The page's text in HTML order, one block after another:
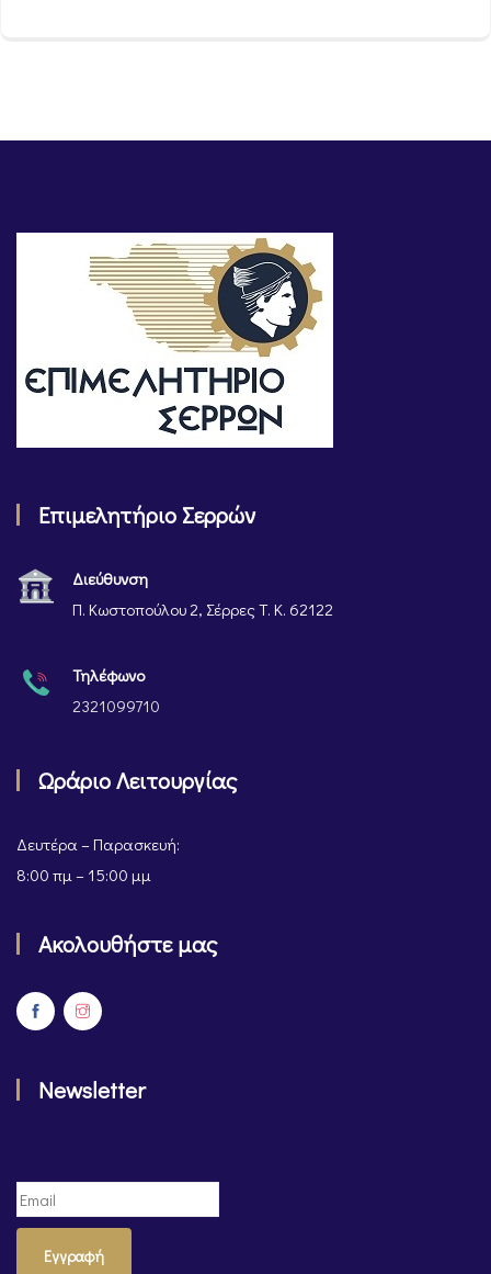
Επιμελητήριο Σερρών
Διεύθυνση
Π. Κωστοπούλου 2, Σέρρες Τ. Κ. 62122
Τηλέφωνο
2321099710
Ωράριο Λειτουργίας
Δευτέρα – Παρασκευή:
8:00 πμ – 15:00 μμ
Ακολουθήστε μας
Newsletter
Εγγραφή